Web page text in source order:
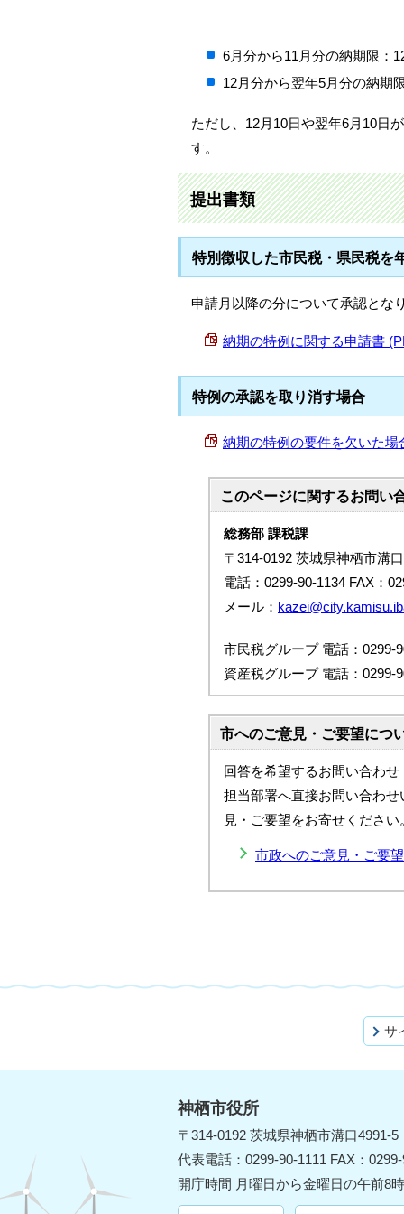
6月分から11月分の納期限：
12月分から翌年5月分の納期
ただし、12月10日や翌年6月10日
す。
提出書類
特別徴収した市民税・県民税を
申請月以降の分について承認とな
納期の特例に関する申請書
特例の承認を取り消す場合
納期の特例の要件を欠いた場
このページに関するお問い
総務部 課税課
〒314-0192 茨城県神栖市溝
電話：0299-90-1134 FAX：
メール：
市民税グループ 電話：0299-
資産税グループ 電話：0299-
市へのご意見・ご要望につ
回答を希望するお問い合わ
担当部署へ直接お問い合わ
見・ご要望をお寄せくださ
市政へのご意見・ご要望
サ
神栖市役所
〒314-0192 茨城県神栖市溝口4991-5
代表電話：0299-90-1111 FAX：0299-
開庁時間 月曜日から金曜日の午前8